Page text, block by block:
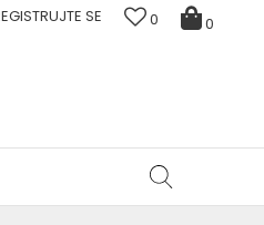
0
0
SE